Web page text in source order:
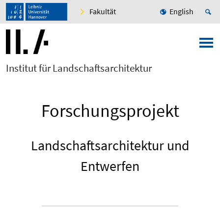
Fakultät English
Institut für Landschaftsarchitektur
Forschungsprojekt
Landschaftsarchitektur und
Entwerfen